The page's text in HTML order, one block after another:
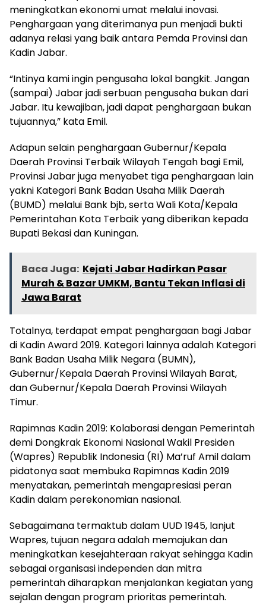
meningkatkan ekonomi umat melalui inovasi.
Penghargaan yang diterimanya pun menjadi bukti
adanya relasi yang baik antara Pemda Provinsi dan
Kadin Jabar.
“Intinya kami ingin pengusaha lokal bangkit. Jangan
(sampai) Jabar jadi serbuan pengusaha bukan dari
Jabar. Itu kewajiban, jadi dapat penghargaan bukan
tujuannya,” kata Emil.
Adapun selain penghargaan Gubernur/Kepala
Daerah Provinsi Terbaik Wilayah Tengah bagi Emil,
Provinsi Jabar juga menyabet tiga penghargaan lain
yakni Kategori Bank Badan Usaha Milik Daerah
(BUMD) melalui Bank bjb, serta Wali Kota/Kepala
Pemerintahan Kota Terbaik yang diberikan kepada
Bupati Bekasi dan Kuningan.
Baca Juga: Kejati Jabar Hadirkan Pasar
Murah & Bazar UMKM, Bantu Tekan Inflasi di
Jawa Barat
Totalnya, terdapat empat penghargaan bagi Jabar
di Kadin Award 2019. Kategori lainnya adalah Kategori
Bank Badan Usaha Milik Negara (BUMN),
Gubernur/Kepala Daerah Provinsi Wilayah Barat,
dan Gubernur/Kepala Daerah Provinsi Wilayah
Timur.
Rapimnas Kadin 2019: Kolaborasi dengan Pemerintah
demi Dongkrak Ekonomi Nasional Wakil Presiden
(Wapres) Republik Indonesia (RI) Ma’ruf Amil dalam
pidatonya saat membuka Rapimnas Kadin 2019
menyatakan, pemerintah mengapresiasi peran
Kadin dalam perekonomian nasional.
Sebagaimana termaktub dalam UUD 1945, lanjut
Wapres, tujuan negara adalah memajukan dan
meningkatkan kesejahteraan rakyat sehingga Kadin
sebagai organisasi independen dan mitra
pemerintah diharapkan menjalankan kegiatan yang
sejalan dengan program prioritas pemerintah.